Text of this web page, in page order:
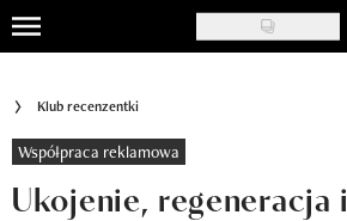
Skip
to
content
Ślub i wesele
Klub recenzentki
Współpraca reklamowa
Ukojenie, regeneracja i